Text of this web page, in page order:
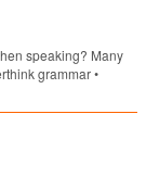
speaking? Many
grammar •